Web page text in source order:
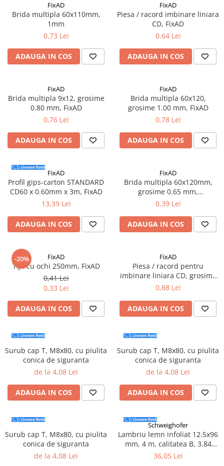
Ferastraie circulare
Generatoare
Accesorii electrice
Amestecatoare electrice
Scule de mana
Ciocane si topoare
Dalti, spituri, leviere
Cuttere, cutite si foarfece
Accesorii si consumabile
si frezare
Biti
Burghie
Organizatoare
Accesorii unelte
Role abrazive
Instrumente de masurat si trasat
Rigle si echere
Rulete
Markere
elemente de fixare
Dibluri
Dibluri cu surub
Dibluri cui percutie
Dibluri cu carlig
Dibluri pentru gips-carton
Dibluri pentru lemn
Dibluri pentru termoizolatii
Dibluri rosii SFX
Suruburi
FixAD
Brida multipla 60x110mm,
1mm
0,73 Lei
ADAUGA IN COS
FixAD
Piesa / racord imbinare liniara
CD, FixAD
0,64 Lei
ADAUGA IN COS
FixAD
Brida multipla 9x12, grosime
0.80 mm, FixAD
0,76 Lei
ADAUGA IN COS
FixAD
Brida multipla 60x120,
grosime 1.00 mm, FixAD
0,78 Lei
ADAUGA IN COS
FixAD
Profil gips-carton STANDARD
CD60 x 0.60mm x 3m, FixAD
13,39 Lei
ADAUGA IN COS
FixAD
Brida multipla 60x120mm,
grosime 0.65 mm,
100buc/cutie - FixAD
0,39 Lei
ADAUGA IN COS
-20% FixAD
Tija cu ochi 250mm, FixAD
0,41 Lei
0,33 Lei
ADAUGA IN COS
FixAD
Piesa / racord pentru
imbinare liniara CD, grosime
0.50mm - 50 bucati/cutie
0,88 Lei
ADAUGA IN COS
Surub cap T, M8x80, cu piulita
conica de siguranta
de la 4,08 Lei
ADAUGA IN COS
Surub cap T, M8x80, cu piulita
conica de siguranta
de la 4,08 Lei
ADAUGA IN COS
Surub cap T, M8x80, cu piulita
conica de siguranta
de la 4,08 Lei
Schweighofer
Lambriu lemn infoliat 12.5x96
mm, 4 m, calitatea B, 3.84
mp/pachet, Schweighofer
36,05 Lei